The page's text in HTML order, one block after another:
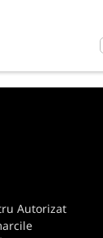
Autorizat